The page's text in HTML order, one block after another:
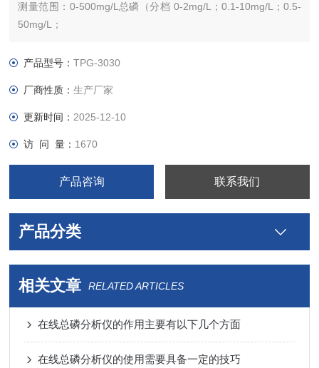
测量范围：0-500mg/L总磷（分档 0-2mg/L；0.1-10mg/L；0.5-
50mg/L；
产品型号：TPG-3030
厂商性质：生产厂家
更新时间： 2025-12-10
访 问 量： 1670
产品咨询 联系我们
产品分类
相关文章 RELATED ARTICLES
在线总磷分析仪的作用主要有以下几个方面
在线总磷分析仪的使用需要具备一定的技巧